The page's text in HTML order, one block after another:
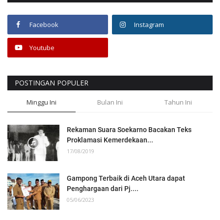
Facebook Instagram
Youtube
POSTINGAN POPULER
Minggu Ini Bulan Ini Tahun Ini
Rekaman Suara Soekarno Bacakan Teks
Proklamasi Kemerdekaan...
17/08/2019
Gampong Terbaik di Aceh Utara dapat
Penghargaan dari Pj....
05/06/2023